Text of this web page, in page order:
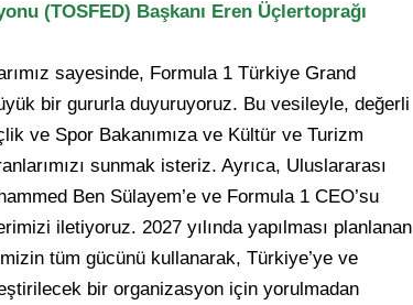
(TOSFED) Başkanı Eren Üçlertoprağı
sayesinde, Formula 1 Türkiye Grand
bir gururla duyuruyoruz. Bu vesileyle, değerli
ve Spor Bakanımıza ve Kültür ve Turizm
sunmak isteriz. Ayrıca, Uluslararası
Ben Sülayem’e ve Formula 1 CEO’su
iletiyoruz. 2027 yılında yapılması planlanan
tüm gücünü kullanarak, Türkiye’ye ve
bir organizasyon için yorulmadan